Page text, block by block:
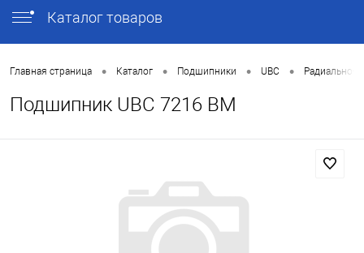
Каталог товаров
Главная страница • Каталог • Подшипники • UBC • Радиально-
Подшипник UBC 7216 BM